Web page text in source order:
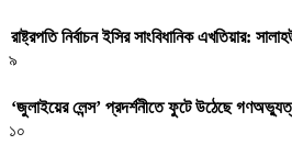
রাষ্ট্রপতি নির্বাচন ইসির সাংবিধানিক এখতিয়ার:
৯
‘জুলাইয়ের লেন্স’ প্রদর্শনীতে ফুটে উঠেছে
১০